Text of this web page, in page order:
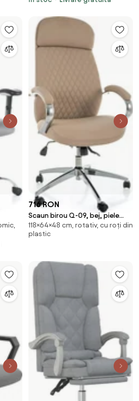
cm
716 RON
Scaun birou Q-09, bej, piele
ecologică, 64x48x118 cm
118×64×48 cm, rotativ, cu roți din
plastic